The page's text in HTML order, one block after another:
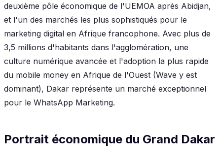
deuxième pôle économique de l'UEMOA après Abidjan,
et l'un des marchés les plus sophistiqués pour le
marketing digital en Afrique francophone. Avec plus de
3,5 millions d'habitants dans l'agglomération, une
culture numérique avancée et l'adoption la plus rapide
du mobile money en Afrique de l'Ouest (Wave y est
dominant), Dakar représente un marché exceptionnel
pour le WhatsApp Marketing.
Portrait économique du Grand Dakar